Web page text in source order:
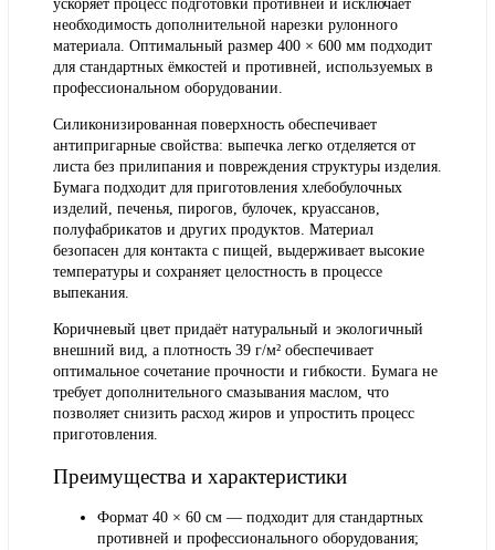
ускоряет процесс подготовки противней и исключает
необходимость дополнительной нарезки рулонного
материала. Оптимальный размер 400 × 600 мм подходит
для стандартных ёмкостей и противней, используемых в
профессиональном оборудовании.
Силиконизированная поверхность обеспечивает
антипригарные свойства: выпечка легко отделяется от
листа без прилипания и повреждения структуры изделия.
Бумага подходит для приготовления хлебобулочных
изделий, печенья, пирогов, булочек, круассанов,
полуфабрикатов и других продуктов. Материал
безопасен для контакта с пищей, выдерживает высокие
температуры и сохраняет целостность в процессе
выпекания.
Коричневый цвет придаёт натуральный и экологичный
внешний вид, а плотность 39 г/м² обеспечивает
оптимальное сочетание прочности и гибкости. Бумага не
требует дополнительного смазывания маслом, что
позволяет снизить расход жиров и упростить процесс
приготовления.
Преимущества и характеристики
Формат 40 × 60 см — подходит для стандартных
противней и профессионального оборудования;